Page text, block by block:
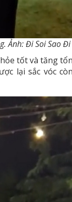
Ảnh: Đi Soi Sao Đi​
tốt và tăng
lại sắc vóc